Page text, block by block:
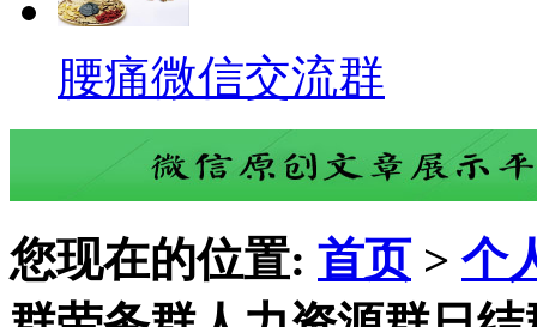
腰痛微信交流群
您现在的位置: 首页 > 个